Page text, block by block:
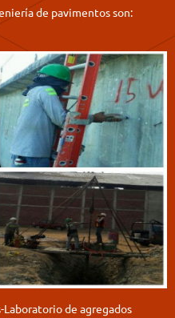
de pavimentos son:
-Laboratorio de agregados